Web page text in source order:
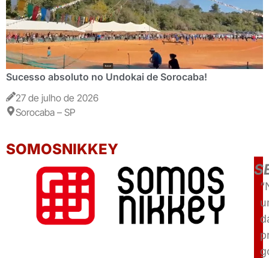
Sucesso absoluto no Undokai de Sorocaba!
27 de julho de 2026
Sorocaba – SP
SOMOSNIKKEY